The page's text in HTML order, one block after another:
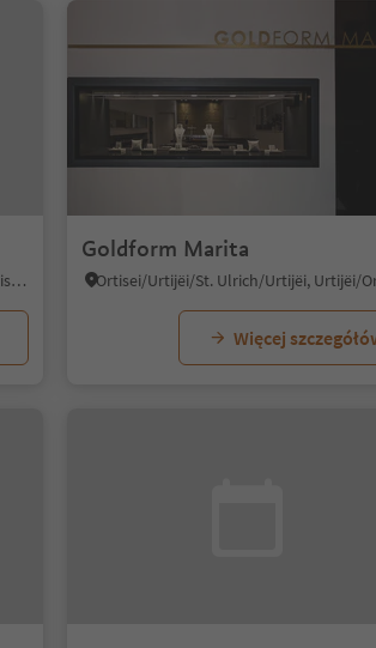
Ortisei/Urtijëi/St. Ulrich/Urtijëi, Urtijëi/Ortisei, Dolomites Region Val Gardena
Goldform Marita
Więcej